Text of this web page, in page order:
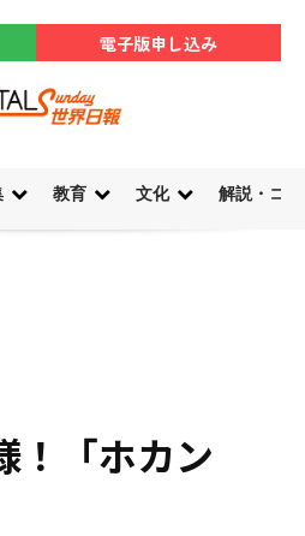
電子版申し込み
教育 文化 解説・コ
！「ホカン